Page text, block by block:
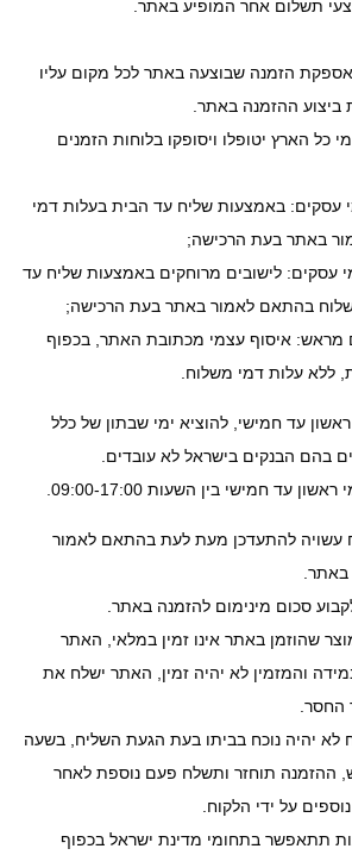
תשלום אחר המופיע באתר.
הזמנה שבוצעה באתר לכל מקום עליו
ביצוע ההזמנה באתר.
כל הארץ יטופלו ויסופקו בלוחות הזמנים
ימי עסקים: באמצעות שליח עד הבית בעלות דמי
באתר בעת הרכישה;
עד 7 ימי עסקים: לישובים מרוחקים באמצעות שליח עד
בהתאם לאמור באתר בעת הרכישה;
מראש: איסוף עצמי מכתובת האתר, בכפוף
ללא עלות דמי משלוח.
עד חמישי, להוציא ימי שבתון של כלל
בהם הבנקים בישראל לא עובדים.
עד חמישי בין השעות 09:00-17:00.
עשויה להתעדכן מעת לעת בהתאם לאמור
סכום מינימום להזמנה באתר.
שהוזמן באתר אינו זמין במלאי, האתר
והמזמין לא יהיה זמין, האתר ישלח את
החסר.
לא יהיה נוכח בביתו בעת הגעת השליח, בשעה
ההזמנה תוחזר ותשלח פעם נוספת לאחר
על ידי הלקוח.
תתאפשר בתחומי מדינת ישראל בכפוף